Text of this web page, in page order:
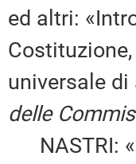
ed altri:
universale
delle
NASTRI: